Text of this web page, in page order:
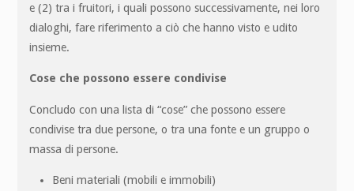
e (2) tra i fruitori, i quali possono successivamente, nei loro
dialoghi, fare riferimento a ciò che hanno visto e udito
insieme.
Cose che possono essere condivise
Concludo con una lista di “cose” che possono essere
condivise tra due persone, o tra una fonte e un gruppo o
massa di persone.
Beni materiali (mobili e immobili)